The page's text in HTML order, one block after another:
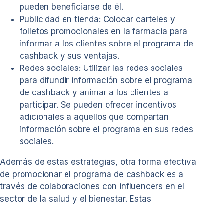
pueden beneficiarse de él.
Publicidad en tienda: Colocar carteles y
folletos promocionales en la farmacia para
informar a los clientes sobre el programa de
cashback y sus ventajas.
Redes sociales: Utilizar las redes sociales
para difundir información sobre el programa
de cashback y animar a los clientes a
participar. Se pueden ofrecer incentivos
adicionales a aquellos que compartan
información sobre el programa en sus redes
sociales.
Además de estas estrategias, otra forma efectiva
de promocionar el programa de cashback es a
través de colaboraciones con influencers en el
sector de la salud y el bienestar. Estas